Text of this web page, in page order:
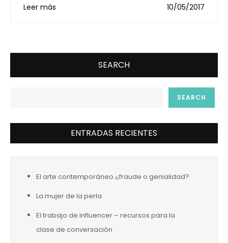
Leer más 10/05/2017
SEARCH
SEARCH
ENTRADAS RECIENTES
El arte contemporáneo ¿fraude o genialidad?
La mujer de la perla
El trabajo de influencer – recursos para la
clase de conversación